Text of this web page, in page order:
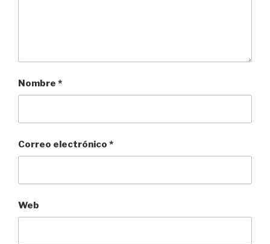
Nombre *
Correo electrónico *
Web